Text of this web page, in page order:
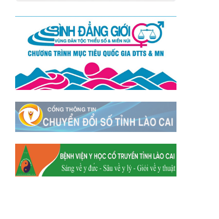
Xã Mường
Hum
Xã Dền Sáng
Xã Y Tý
Xã A Mú Sung
Xã Trịnh Tường
Xã Bản Xèo
Xã Bát Xát
Xã Võ Lao
Xã Khánh Yên
Xã Văn Bàn
Xã Dương Quỳ
Xã Nậm Chảy
Xã Bảo Yên
Xã Nghĩa Đô
Xã Thượng Hà